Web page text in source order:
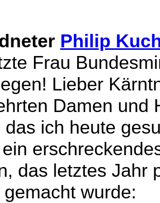
Philip
Frau
Lieber
Damen und
das ich heute
das letztes Jahr
wurde: